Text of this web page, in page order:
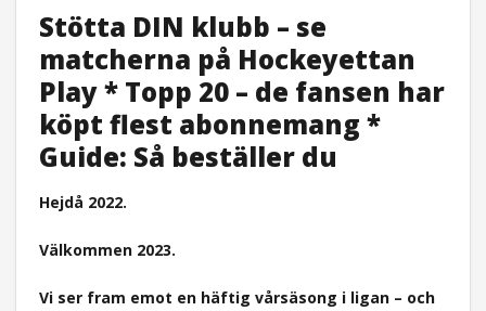
Stötta DIN klubb – se
matcherna på Hockeyettan
Play * Topp 20 – de fansen har
köpt flest abonnemang *
Guide: Så beställer du
Hejdå 2022.
Välkommen 2023.
Vi ser fram emot en häftig vårsäsong i ligan – och